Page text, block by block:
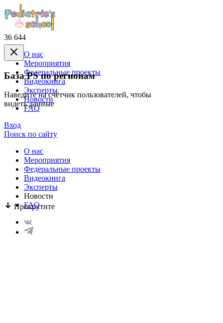
36 644
База PS по регионам
Наведите на счётчик пользователей, чтобы
видеть данные
Прокрутите
О нас
Mероприятия
Федеральные проекты
Видеокнига
Эксперты
Новости
FAQ
Вход
Поиск по сайту
О нас
Mероприятия
Федеральные проекты
Видеокнига
Эксперты
Новости
FAQ